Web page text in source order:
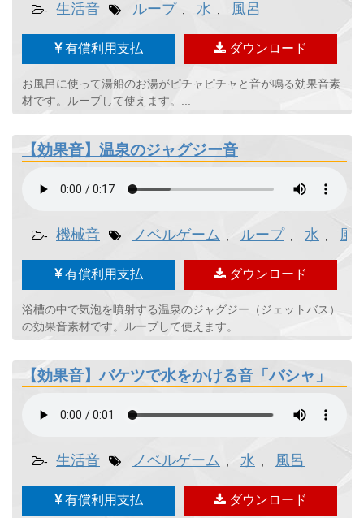
- 生活音 ループ 水 風呂
有償利用支払 ダウンロード
お風呂に使って湯船のお湯がピチャピチャと音が鳴る効果音素
材です。ループして使えます。...
【効果音】温泉のジャグジー音
- 機械音 ノベルゲーム ループ 水 風
有償利用支払 ダウンロード
浴槽の中で気泡を噴射する温泉のジャグジー（ジェットバス）
の効果音素材です。ループして使えます。...
【効果音】バケツで水をかける音「バシャ」
- 生活音 ノベルゲーム 水 風呂
有償利用支払 ダウンロード